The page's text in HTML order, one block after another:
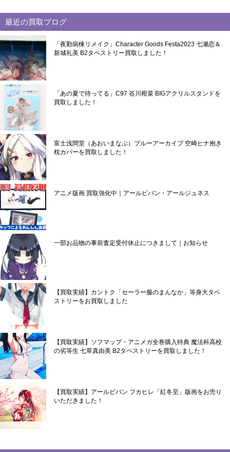
最近の買取ブログ
「夜勤病棟リメイク」Character Goods Festa2023 七瀬恋＆
新城礼美 B2タペストリー買取しました！
「あの夏で待ってる」C97 谷川柑菜 BIGアクリルスタンドを
買取しました！
富士浅間堂（あおいまなぶ）ブルーアーカイブ 空崎ヒナ抱き
枕カバーを買取しました！
アニメ版画 買取強化中｜アールビバン・アールジュネス
一部お品物の事前査定受付休止につきまして｜お知らせ
【買取実績】カントク「セーラー服のまんなか」等身大タペ
ストリーをお買取しました
【買取実績】ソフマップ・アニメガ全巻購入特典 魔法科高校
の劣等生 七草真由美 B2タペストリーを買取しました！
【買取実績】アールビバン フカヒレ「紅冬至」版画をお売り
いただきました！